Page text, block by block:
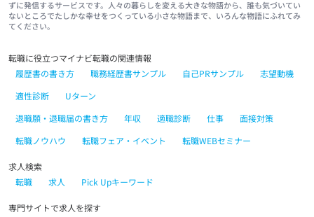
ずに発信するサービスです。人々の暮らしを変える大きな物語から、誰も気づいてい
ないところでたしかな幸せをつくっている小さな物語まで、いろんな物語にふれてみ
てください。
転職に役立つマイナビ転職の関連情報
履歴書の書き方
職務経歴書サンプル 自己PRサンプル
志望動機
適性診断
Uターン
退職願・退職届の書き方
年収 適職診断 仕事
面接対策
転職ノウハウ
転職フェア・イベント 転職WEBセミナー
求人検索
転職
求人 Pick Upキーワード
専門サイトで求人を探す